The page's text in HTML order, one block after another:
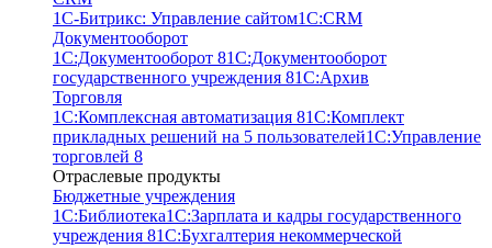
1С-Битрикс: Управление сайтом1С:CRM
Документооборот
1С:Документооборот 81С:Документооборот
государственного учреждения 81С:Архив
Торговля
1С:Комплексная автоматизация 81С:Комплект
прикладных решений на 5 пользователей1С:Управление
торговлей 8
Отраслевые продукты
Бюджетные учреждения
1С:Библиотека1С:Зарплата и кадры государственного
учреждения 81С:Бухгалтерия некоммерческой